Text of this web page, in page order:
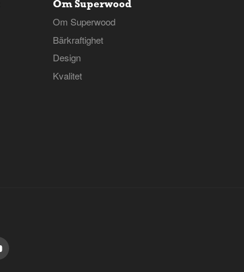
Om Superwood
Om Superwood
Bärkraftighet
Design
Kvalitet